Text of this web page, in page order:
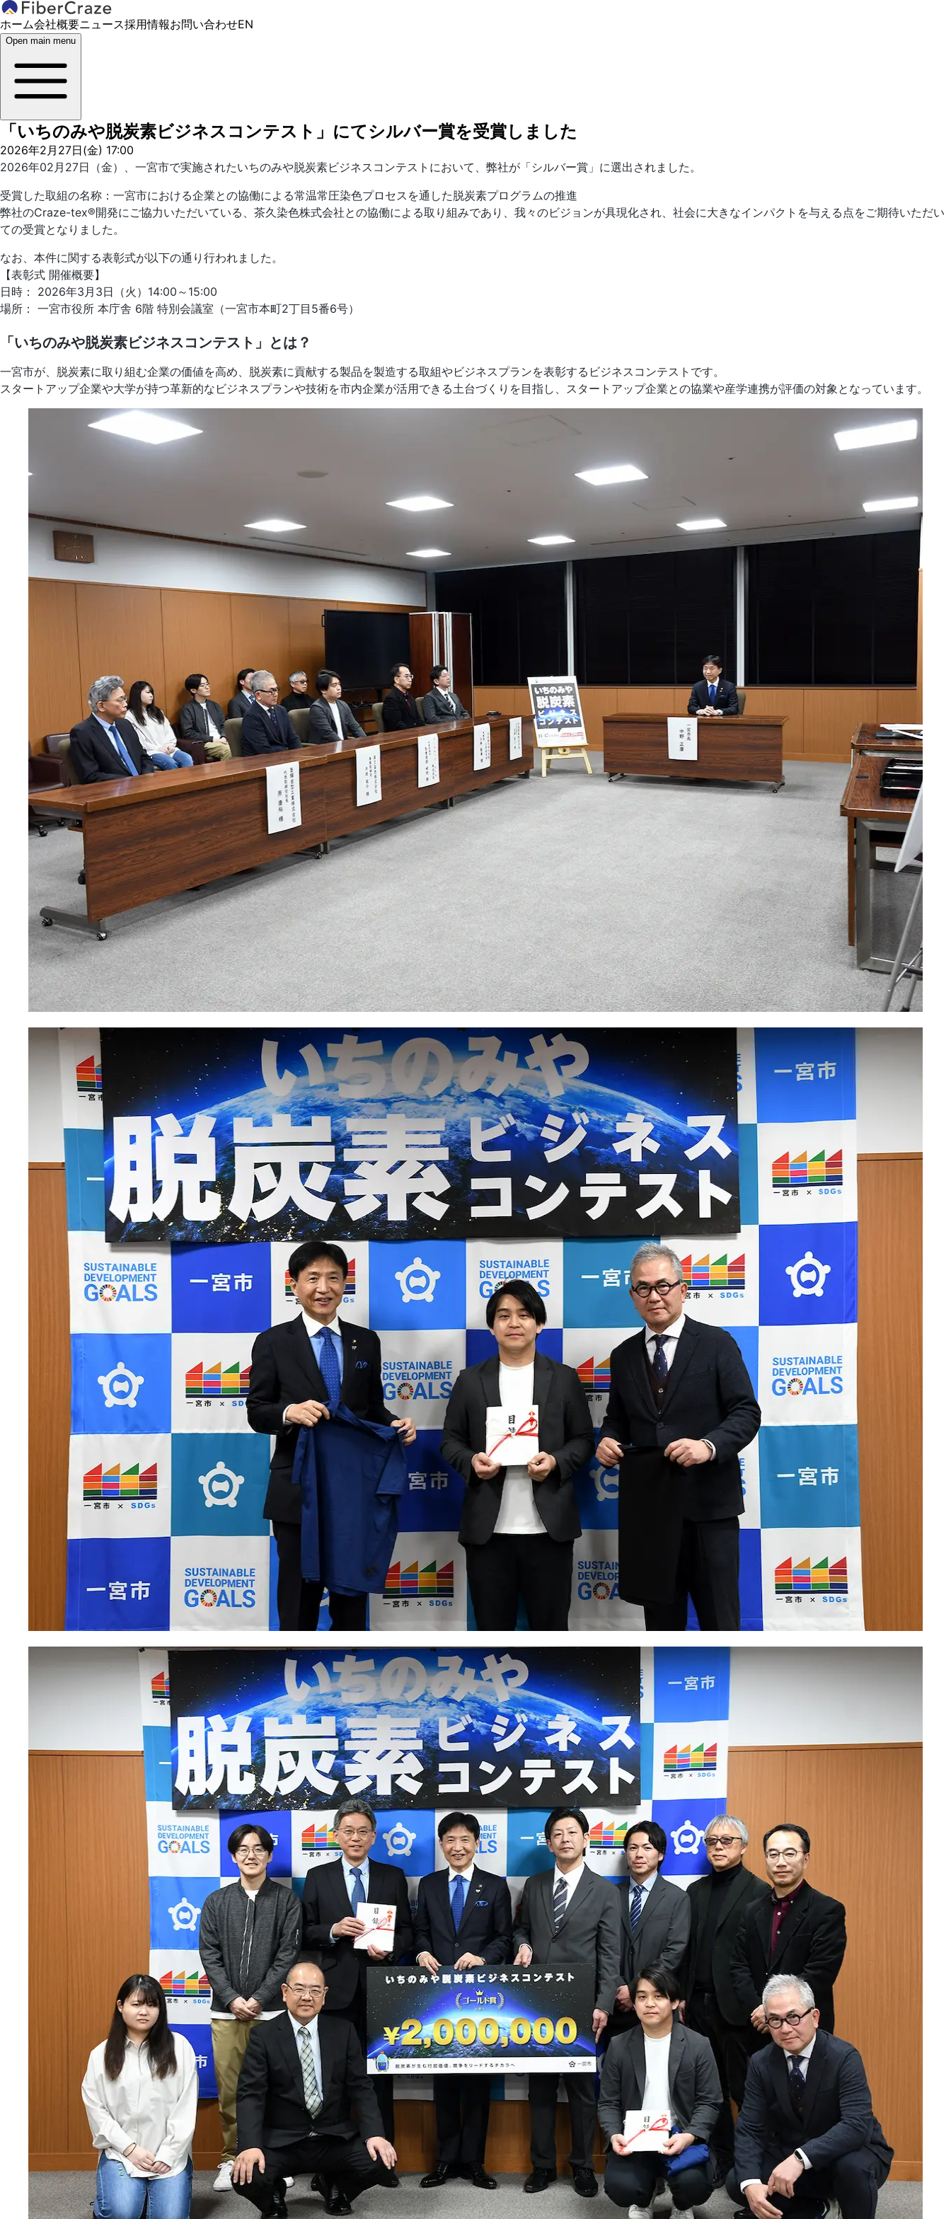
ホーム会社概要ニュース採用情報お問い合わせEN
Open main menu
「いちのみや脱炭素ビジネスコンテスト」にてシルバー賞を受賞しました
2026年2月27日(金) 17:00
2026年02月27日（金）、一宮市で実施されたいちのみや脱炭素ビジネスコンテストにおいて、弊社が「シルバー賞」に選出されました。
受賞した取組の名称：一宮市における企業との協働による常温常圧染色プロセスを通した脱炭素プログラムの推進
弊社のCraze-tex®︎開発にご協力いただいている、茶久染色株式会社との協働による取り組みであり、我々のビジョンが具現化され、社会に大きなインパクトを与える点をご期待いただい
ての受賞となりました。
なお、本件に関する表彰式が以下の通り行われました。
【表彰式 開催概要】
日時： 2026年3月3日（火）14:00～15:00
場所： 一宮市役所 本庁舎 6階 特別会議室（一宮市本町2丁目5番6号）
「いちのみや脱炭素ビジネスコンテスト」とは？
一宮市が、脱炭素に取り組む企業の価値を高め、脱炭素に貢献する製品を製造する取組やビジネスプランを表彰するビジネスコンテストです。
スタートアップ企業や大学が持つ革新的なビジネスプランや技術を市内企業が活用できる土台づくりを目指し、スタートアップ企業との協業や産学連携が評価の対象となっています。